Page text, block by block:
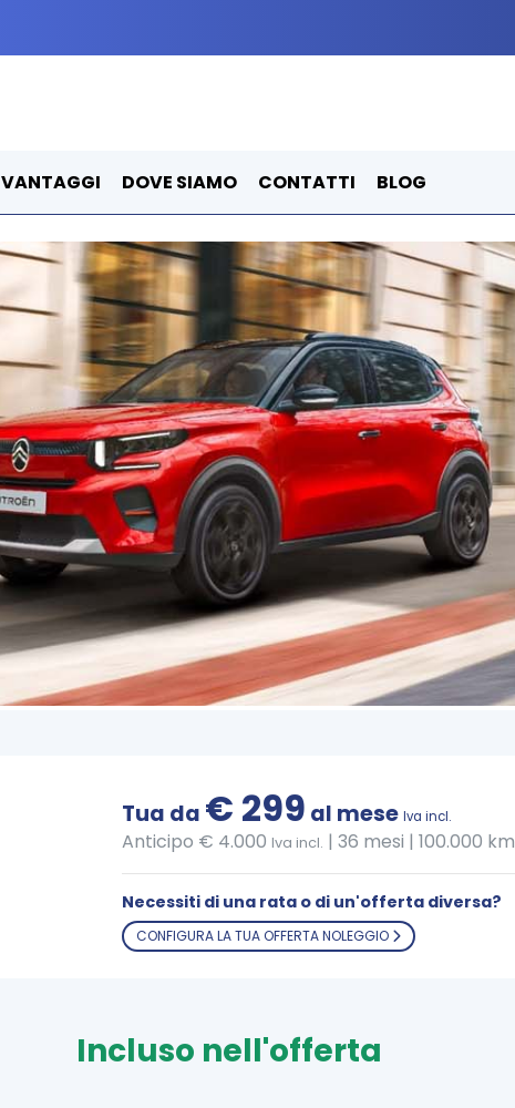
VANTAGGI DOVE SIAMO CONTATTI BLOG
Tua da € 299 al mese Iva incl.
Anticipo € 4.000 Iva incl. | 36 mesi | 100.000 km
Necessiti di una rata o di un'offerta diversa?
CONFIGURA LA TUA OFFERTA NOLEGGIO
Incluso nell'offerta